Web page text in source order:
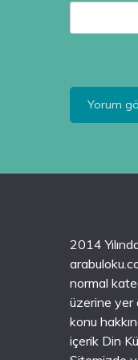
2014
normal
üzerine yer
konu
içerik Din